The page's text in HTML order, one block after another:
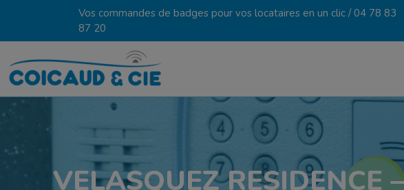
Vos commandes de badges pour vos locataires en un clic /04 78 83
87 20
VELASQUEZ